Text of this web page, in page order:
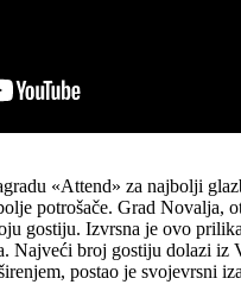
«Attend» za najbolji
potrošače. Grad
gostiju. Izvrsna je ovo
Najveći broj gostiju dolazi iz
postao je svojevrsni